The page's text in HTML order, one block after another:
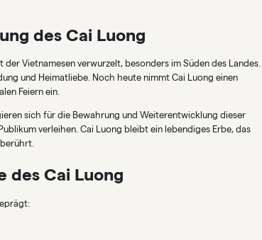
des Cai Luong
Vietnamesen verwurzelt, besonders im Süden des Landes.
und Heimatliebe. Noch heute nimmt Cai Luong einen
Feiern ein.
sich für die Bewahrung und Weiterentwicklung dieser
verleihen. Cai Luong bleibt ein lebendiges Erbe, das
des Cai Luong